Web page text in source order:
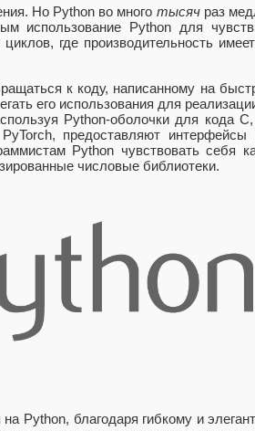
Но Python во много тысячраз
использование Python для
где производительность
к коду, написанному на
его использования для
Python-оболочки для кода
предоставляют интерфейсы
Python чувствовать себя
числовые библиотеки.
Python, благодаря гибкому и